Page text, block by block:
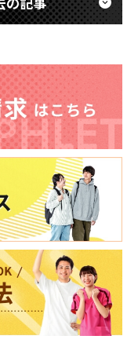
科学
医療
工学
科学
医療
工学
科学
医療
工学
科学
医療
工学